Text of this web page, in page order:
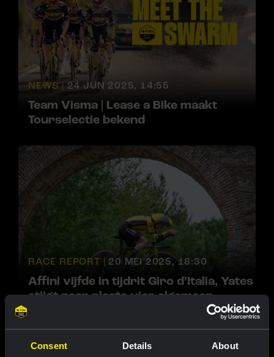
Consent Details About
NEWS | 24 JUN 2025, 14:55
Team Visma | Lease a Bike maakt
Tourselectie bekend
RACE REPORT | 20 MEI 2025, 18:30
Affini vijfde in tijdrit Giro d’Italia, Yates
stijgt naar plaats vier algemeen